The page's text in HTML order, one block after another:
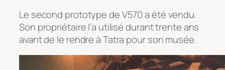
Le second prototype de V570 a été vendu.
Son propriétaire l’a utilisé durant trente ans
avant de le rendre à Tatra pour son musée.